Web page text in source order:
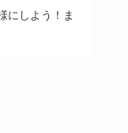
にしよう！ま